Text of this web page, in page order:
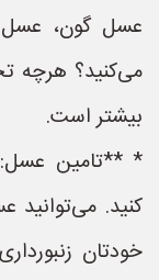
عسل گون، عسل
می‌کنید؟ هرچه
بیشتر است.
* **تامین
کنید. می‌توانید
خودتان